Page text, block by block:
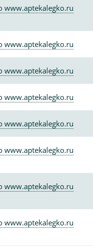
www.aptekalegko.ru
www.aptekalegko.ru
www.aptekalegko.ru
www.aptekalegko.ru
www.aptekalegko.ru
www.aptekalegko.ru
www.aptekalegko.ru
www.aptekalegko.ru